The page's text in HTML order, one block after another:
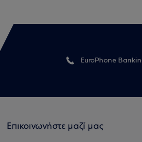
EuroPhone
Επικοινωνήστε μαζί μας